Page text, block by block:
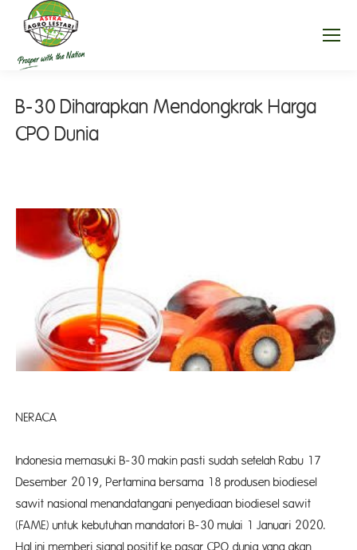
B-30 Diharapkan Mendongkrak Harga
CPO Dunia
Indonesia memasuki B-30 makin pasti sudah setelah Rabu 17
Desember 2019, Pertamina bersama 18 produsen biodiesel
sawit nasional menandatangani penyediaan biodiesel sawit
(FAME) untuk kebutuhan mandatori B-30 mulai 1 Januari 2020.
Hal ini memberi signal positif ke pasar CPO dunia yang akan